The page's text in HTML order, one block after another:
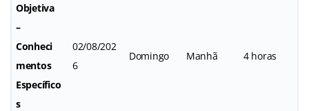
Objetiva
–
Conheci
mentos
Específico
s
02/08/202
6
Domingo Manhã 4 horas